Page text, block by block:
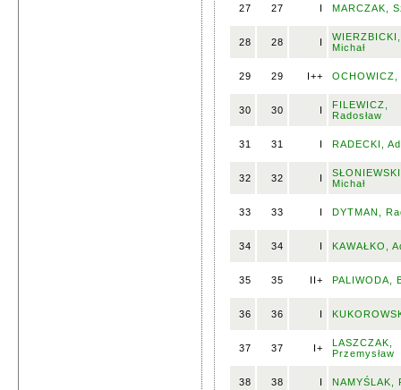
27 27 I MARCZAK,
28 28 I
WIERZBICKI,
Michał
29 29 I++
30 30 I
FILEWICZ,
Radosław
31 31 I RADECKI,
32 32 I
Michał
33 33 I DYTMAN,
34 34 I KAWAŁKO,
35 35 II+ PALIWODA,
36 36 I
37 37 I+
LASZCZAK,
Przemysław
38 38 I NAMYŚLAK,